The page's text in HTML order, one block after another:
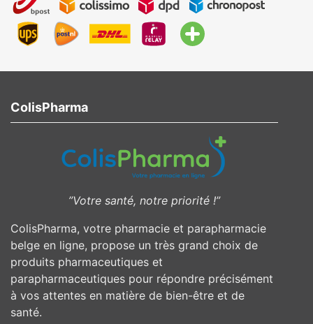
ColisPharma
”Votre santé, notre priorité !”
ColisPharma, votre pharmacie et parapharmacie
belge en ligne, propose un très grand choix de
produits pharmaceutiques et
parapharmaceutiques pour répondre précisément
à vos attentes en matière de bien-être et de
santé.